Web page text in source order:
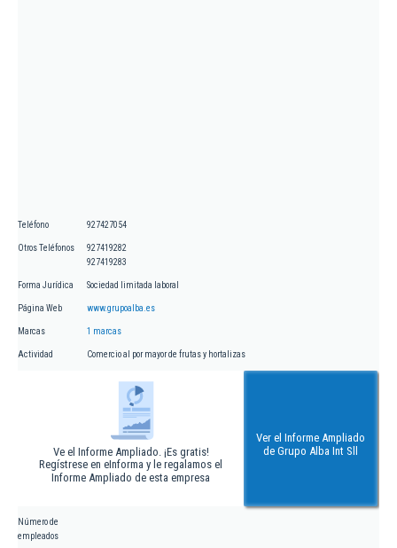
Teléfono 927427054
Otros Teléfonos
927419282
927419283
Forma Jurídica Sociedad limitada laboral
Página Web www.grupoalba.es
Marcas 1 marcas
Actividad Comercio al por mayor de frutas y hortalizas
Ve el Informe Ampliado. ¡Es gratis!
Regístrese en eInforma y le regalamos el
Informe Ampliado de esta empresa
Ver el Informe Ampliado
de Grupo Alba Int Sll
Número de
empleados